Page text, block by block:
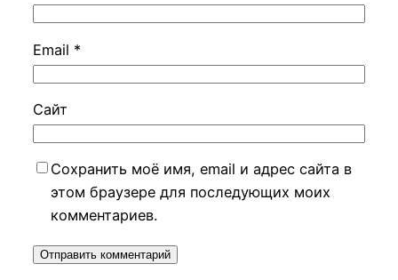
Email *
Сайт
Сохранить моё имя, email и адрес сайта в
этом браузере для последующих моих
комментариев.